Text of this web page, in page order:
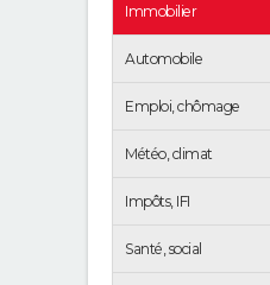
Immobilier
Automobile
Emploi, chômage
Météo, climat
Impôts, IFI
Santé, social